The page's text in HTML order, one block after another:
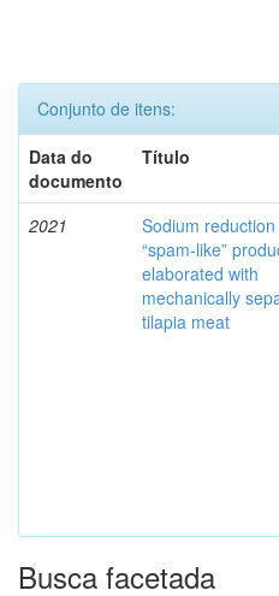
Conjunto de itens:
Data do
documento
Título
2021
Sodium reduction
“spam-like”
elaborated with
mechanically
tilapia meat
Busca facetada